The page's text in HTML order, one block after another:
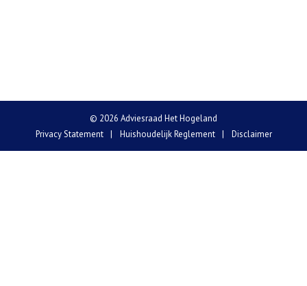
© 2026 Adviesraad Het Hogeland
Privacy Statement
Huishoudelijk Reglement Disclaimer